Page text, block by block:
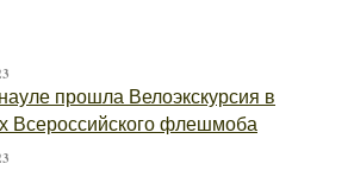
прошла Велоэкскурсия в
Всероссийского флешмоба